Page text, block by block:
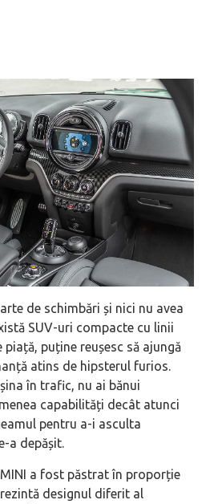
de schimbări și nici nu avea
SUV-uri compacte cu linii
puține reușesc să ajungă
atins de hipsterul furios.
în trafic, nu ai bănui
capabilități decât atunci
pentru a-i asculta
a depășit.
a fost păstrat în proporție
designul diferit al